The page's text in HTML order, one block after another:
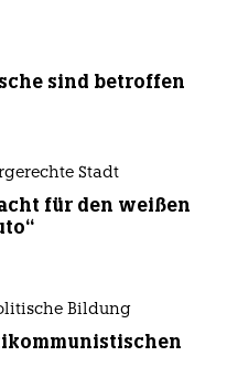
sind betroffen
Stadt
für den weißen
Bildung